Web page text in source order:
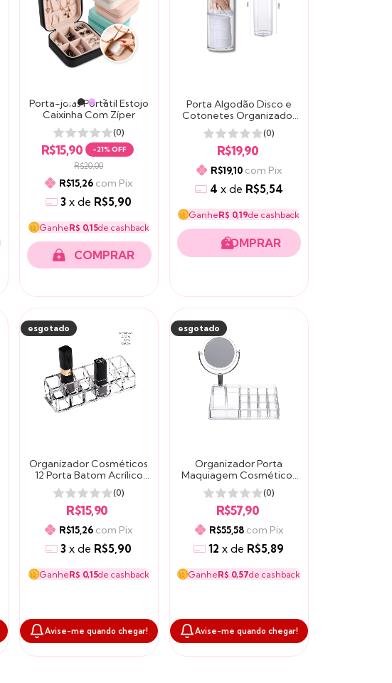
+2
Porta-joias Portátil Estojo
Caixinha Com Zíper
(0)
R$15,90 -21% OFF
R$20,00
R$15,26 com Pix
3 xde R$5,90
GanheR$ 0,15de cashback
COMPRAR
Porta Algodão Disco e
Cotonetes Organizador
Em Acrílico(0)
R$19,90
R$19,10 com Pix
4 x de R$5,54
GanheR$ 0,19de cashback
esgotado
Organizador Cosméticos
12 Porta Batom Acrílico
Maquiagem(0)
R$15,90
R$15,26 com Pix
3 xde R$5,90
GanheR$ 0,15de cashback
Avise-me quando chegar!
esgotado
Organizador Porta
Maquiagem Cosméticos
Acrílico Espelho Mesa
(0)
R$57,90
R$55,58 com Pix
12 xde R$5,89
GanheR$ 0,57de cashback
Avise-me quando chegar!